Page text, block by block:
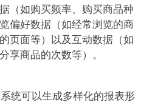
（如购买频率、购买商品种
偏好数据（如经常浏览的商
页面等）以及互动数据（如
享商品的次数等）。
统可以生成多样化的报表形